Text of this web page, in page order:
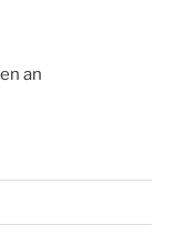
an